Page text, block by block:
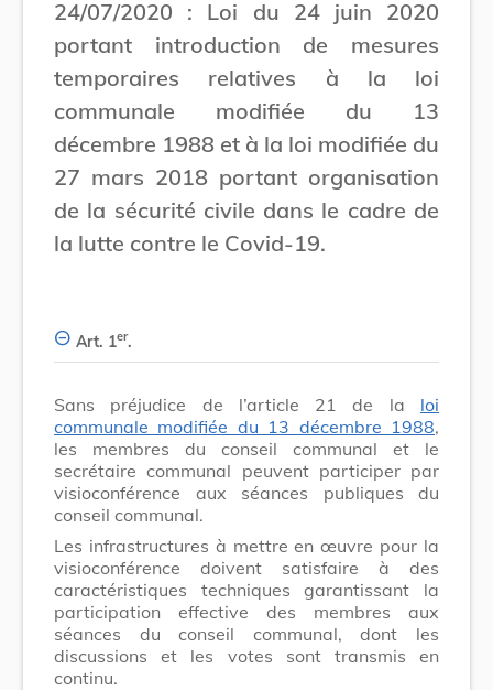
24/07/2020 : Loi du 24 juin 2020
portant introduction de mesures
temporaires relatives à la loi
communale modifiée du 13
décembre 1988 et à la loi modifiée du
27 mars 2018 portant organisation
de la sécurité civile dans le cadre de
la lutte contre le Covid-19.
Art. 1er.
Sans préjudice de l’article 21 de la loi
communale modifiée du 13 décembre 1988,
les membres du conseil communal et le
secrétaire communal peuvent participer par
visioconférence aux séances publiques du
conseil communal.
Les infrastructures à mettre en œuvre pour la
visioconférence doivent satisfaire à des
caractéristiques techniques garantissant la
participation effective des membres aux
séances du conseil communal, dont les
discussions et les votes sont transmis en
continu.